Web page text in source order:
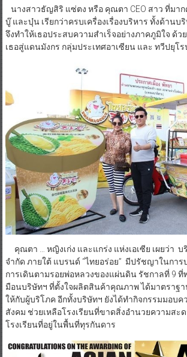
นางสาวธัญสิริ แซ่ตง หรือ คุณตา CEO สาว ที่มาก
จึงทำให้เธอประสบความสำเร็จอย่างภาคภูมิใจ ด้ว
เธอสู่แดนมังกร กลุ่มประเทศอาเซียน และ ทวีปยุโรป
คุณตา … หญิงเก่ง และแกร่ง แห่งเอเซีย เผยว่า บ
จำกัด ภายใต้ แบรนด์ “ไทยอร่อย” มีปรัชญาในการบ
การเดินตามรอยพ่อหลวงของแผ่นดิน รัชกาลที่ 9 ที่พ
มือนบริษัทฯ ที่ตั้งใจผลิตสินค้าคุณภาพ ได้มาตราฐา
สังคม ช่วยเหลือโรงเรียนที่ขาดสิ่งอำนวยความสะด